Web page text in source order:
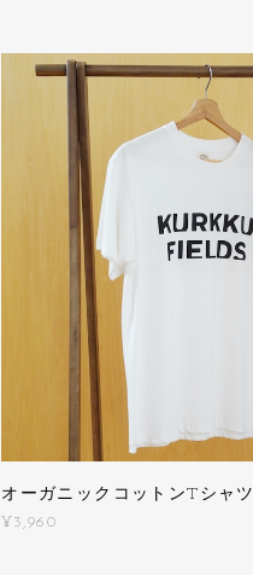
オーガニックコットンTシャツ
¥3,960